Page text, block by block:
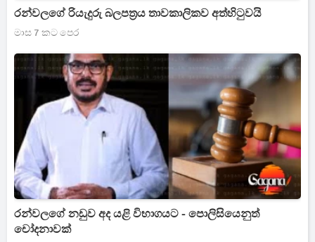
රන්වලගේ රියැදුරු බලපත්‍රය තාවකාලිකව අත්හිටුවයි
මාස 7 කට පෙර
රන්වලගේ නඩුව අද යළි විභාගයට - පොලිසියෙනුත්
චෝදනාවක්